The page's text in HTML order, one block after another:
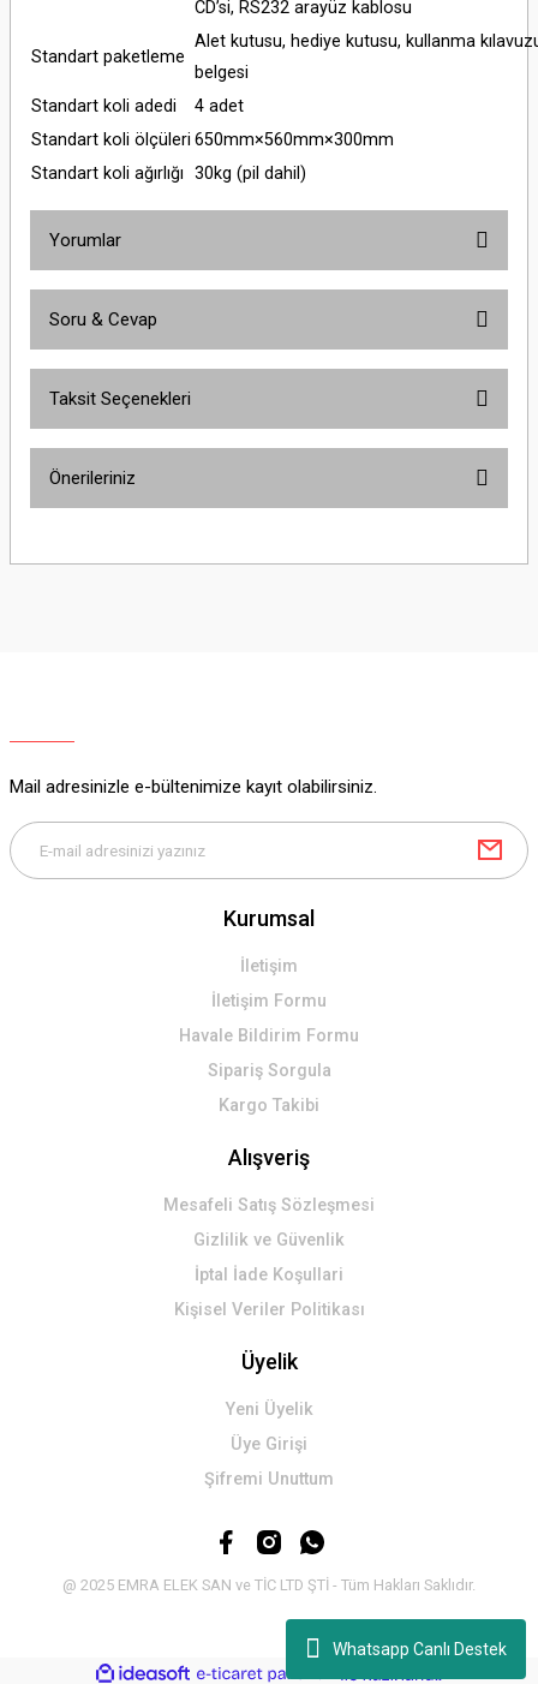
Whatsapp Canlı Destek
CD’si, RS232 arayüz kablosu
Standart paketleme
Alet kutusu, hediye kutusu, kullanma
belgesi
Standart koli adedi
4 adet
Standart koli ölçüleri 650mm×560mm×300mm
Standart koli ağırlığı 30kg (pil dahil)
Yorumlar
Soru & Cevap
Taksit Seçenekleri
Önerileriniz
yetersiz gördüğünüz noktaları öneri formunu kullanarak tarafımıza
Bu ürüne benzer farklı alternatifler olmalı.
Gönder
Mail adresinizle e-bültenimize kayıt olabilirsiniz.
Kurumsal
İletişim
İletişim Formu
Havale Bildirim Formu
Sipariş Sorgula
Kargo Takibi
Alışveriş
Mesafeli Satış Sözleşmesi
Gizlilik ve Güvenlik
İptal İade Koşullari
Kişisel Veriler Politikası
Üyelik
Yeni Üyelik
Üye Girişi
Şifremi Unuttum
@ 2025 EMRA ELEK SAN ve TİC LTD ŞTİ - Tüm Hakları Saklıdır.
ideasoft